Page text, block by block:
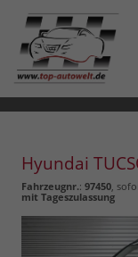
Hyundai
Fahrzeugnr.: 97450
mit Tageszulassung